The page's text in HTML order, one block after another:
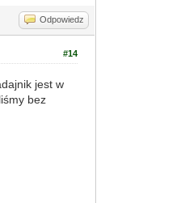
Odpowiedz
#14
jest w
bez